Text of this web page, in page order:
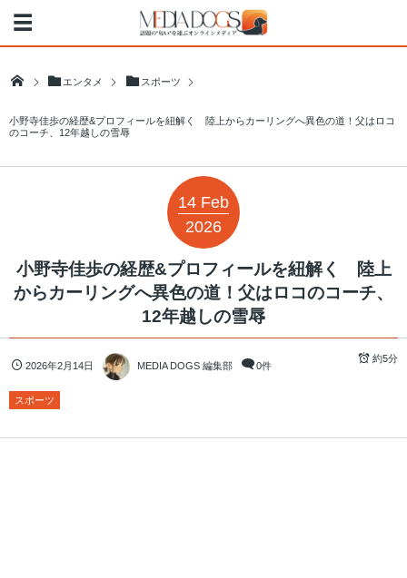
エンタメ スポーツ
小野寺佳歩の経歴&プロフィールを紐解く 陸上からカーリングへ異色の道！父はロコ
のコーチ、12年越しの雪辱
14 Feb
2026
小野寺佳歩の経歴&プロフィールを紐解く 陸上
からカーリングへ異色の道！父はロコのコーチ、
12年越しの雪辱
2026年2月14日 MEDIA DOGS 編集部 0件
約5分
スポーツ